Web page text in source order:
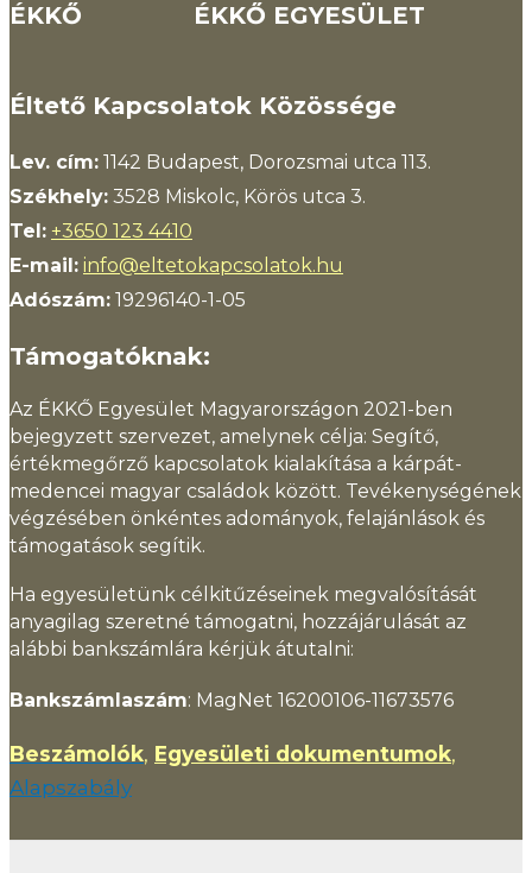
ÉKKŐ EGYESÜLET
Éltető Kapcsolatok Közössége
Lev. cím: 1142 Budapest, Dorozsmai utca 113.
Székhely: 3528 Miskolc, Körös utca 3.
Tel: +3650 123 4410
E-mail: info@eltetokapcsolatok.hu
Adószám: 19296140-1-05
Támogatóknak:
Az ÉKKŐ Egyesület Magyarországon 2021-ben
bejegyzett szervezet, amelynek célja: Segítő,
értékmegőrző kapcsolatok kialakítása a kárpát-
medencei magyar családok között. Tevékenységének
végzésében önkéntes adományok, felajánlások és
támogatások segítik.
Ha egyesületünk célkitűzéseinek megvalósítását
anyagilag szeretné támogatni, hozzájárulását az
alábbi bankszámlára kérjük átutalni:
Bankszámlaszám: MagNet 16200106-11673576
Beszámolók, Egyesületi dokumentumok,
Alapszabály